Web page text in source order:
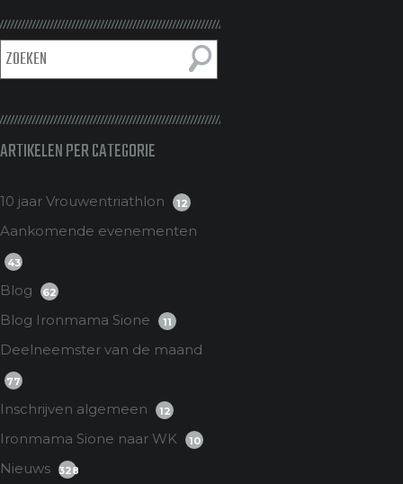
ARTIKELEN PER CATEGORIE
10 jaar Vrouwentriathlon 12
Aankomende evenementen
43
Blog 62
Blog Ironmama Sione 11
Deelneemster van de maand
77
Inschrijven algemeen 12
Ironmama Sione naar WK 10
Nieuws 328